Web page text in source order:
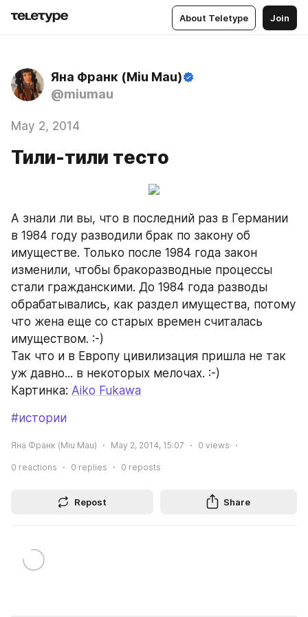
About Teletype Join
Яна Франк (Miu Mau)
@miumau
May 2, 2014
Тили-тили тесто
А знали ли вы, что в последний раз в Германии
в 1984 году разводили брак по закону об
имуществе. Только после 1984 года закон
изменили, чтобы бракоразводные процессы
стали гражданскими. До 1984 года разводы
обрабатывались, как раздел имущества, потому
что жена еще со старых времен считалась
имуществом. :-)
Так что и в Европу цивилизация пришла не так
уж давно... в некоторых мелочах. :-)
Картинка: Aiko Fukawa
#истории
Яна Франк (Miu Mau) May 2, 2014, 15:07 0 views
0 reactions 0 replies 0 reposts
Repost Share